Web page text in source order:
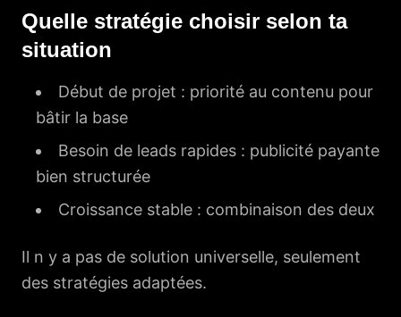
Quelle stratégie choisir selon ta
situation
Début de projet : priorité au contenu pour
bâtir la base
Besoin de leads rapides : publicité payante
bien structurée
Croissance stable : combinaison des deux
Il n y a pas de solution universelle, seulement
des stratégies adaptées.